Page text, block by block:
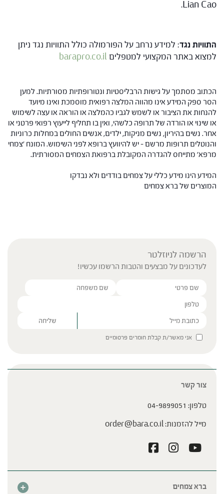
Lian Cao.
התוויות נגד: למידע נרחב על הפורמולה כולל התוויות נגד ניתן
למצוא באתר המקצועי למטפליםbarapro.co.il
הכתוב מסתמך על גישות הרבליסטיות ונטורופתיות מסורתיות. למען
הסר ספק המידע אינו מהווה המלצה רפואית מוסמכת ואינו מיועד
להנחות את הציבור או לשמש לגביו כהמלצה או הוראה או עצה לשימוש
או שינוי או הורדה של תרופה כלשהי, ואין בו תחליף לייעוץ רפואי פרטני או
אחר. נשים בהיריון, נשים מניקות, ילדים, אנשים החולים במחלות כרוניות
והנוטלים תרופות מרשם – יש להיוועץ ברופא לפני השימוש. המונח 'צמחי
מרפא' מתייחס להגדרה המקובלת ברפואת הצמחים המסורתית.
המידע הינו מידע כללי על צמחים בודדים ולא נבדקו
המוצרים של ברא צמחים
הרשמה לניוזלטר
לעדכונים על מבצעים והטבות הרשמו עכשיו!
Please leave this field empty.
אני מאשר/ת קבלת חומרים פרסומיים
ברא צמחים
צור קשר
טלפון: 04-9899051
מייל להזמנות:order@bara.co.il